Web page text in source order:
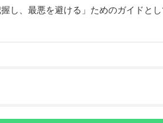
し、最悪を避ける」ためのガイドとし